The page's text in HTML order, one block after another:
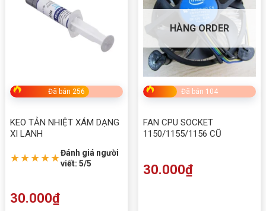
Đã bán 256
KEO TẢN NHIỆT XÁM DẠNG
XI LANH
★★★★★Đánh giá người
viết: 5/5
30.000₫
HÀNG ORDER
Đã bán 104
FAN CPU SOCKET
1150/1155/1156 CŨ
30.000₫